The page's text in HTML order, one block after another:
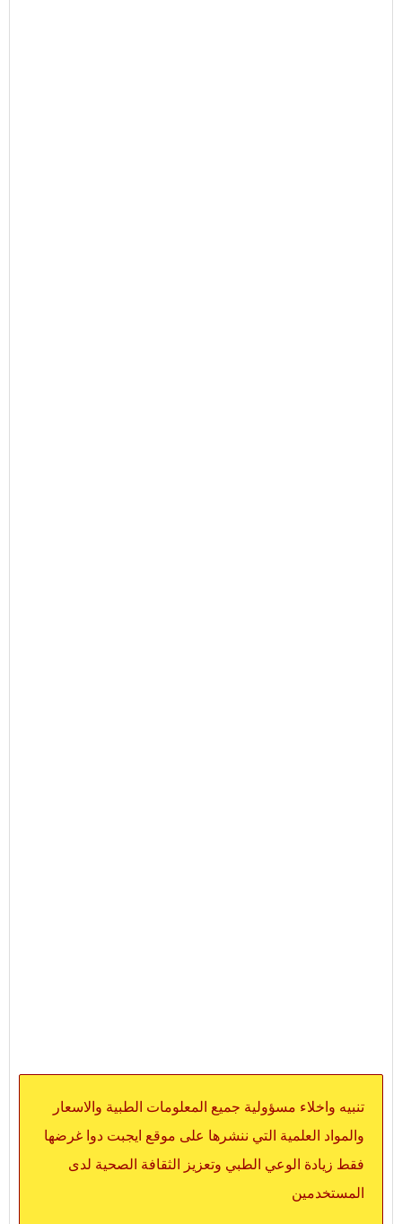
تنبيه واخلاء مسؤولية جميع المعلومات الطبية والاسعار
والمواد العلمية التي ننشرها على موقع ايجبت دوا غرضها
فقط زيادة الوعي الطبي وتعزيز الثقافة الصحية لدى
المستخدمين